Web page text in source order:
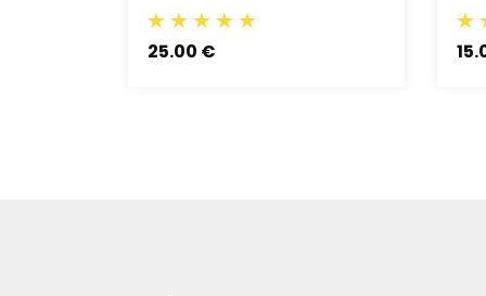
25.00 €